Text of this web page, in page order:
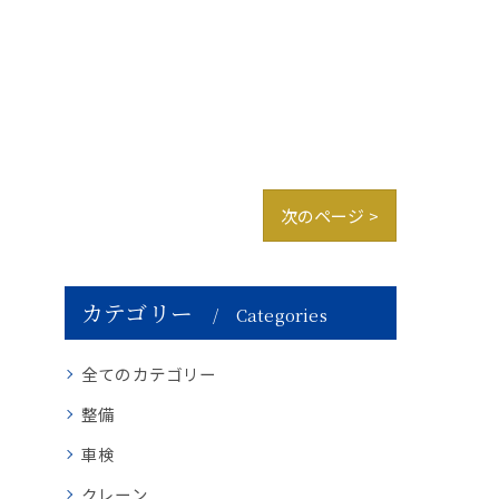
次のページ >
カテゴリー Categories
全てのカテゴリー
整備
車検
クレーン